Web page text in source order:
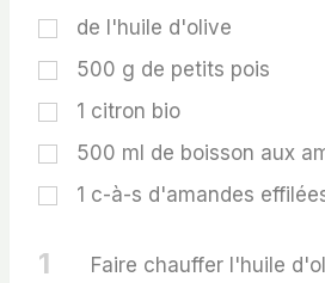
de l'huile d'olive
500 g de petits pois
1 citron bio
500 ml de boisson aux
1 c-à-s d'amandes
1
Faire chauffer l'huile